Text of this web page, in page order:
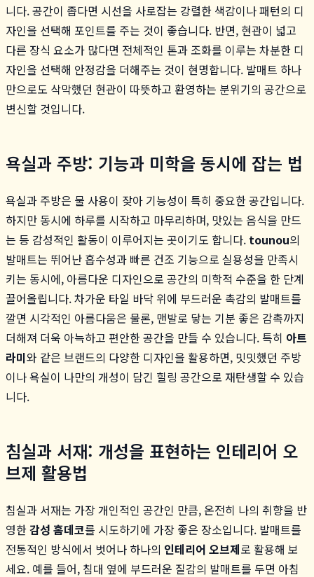
니다. 공간이 좁다면 시선을 사로잡는 강렬한 색감이나 패턴의 디
자인을 선택해 포인트를 주는 것이 좋습니다. 반면, 현관이 넓고
다른 장식 요소가 많다면 전체적인 톤과 조화를 이루는 차분한 디
자인을 선택해 안정감을 더해주는 것이 현명합니다. 발매트 하나
만으로도 삭막했던 현관이 따뜻하고 환영하는 분위기의 공간으로
변신할 것입니다.
욕실과 주방: 기능과 미학을 동시에 잡는 법
욕실과 주방은 물 사용이 잦아 기능성이 특히 중요한 공간입니다.
하지만 동시에 하루를 시작하고 마무리하며, 맛있는 음식을 만드
는 등 감성적인 활동이 이루어지는 곳이기도 합니다. tounou의
발매트는 뛰어난 흡수성과 빠른 건조 기능으로 실용성을 만족시
키는 동시에, 아름다운 디자인으로 공간의 미학적 수준을 한 단계
끌어올립니다. 차가운 타일 바닥 위에 부드러운 촉감의 발매트를
깔면 시각적인 아름다움은 물론, 맨발로 닿는 기분 좋은 감촉까지
더해져 더욱 아늑하고 편안한 공간을 만들 수 있습니다. 특히 아트
라미와 같은 브랜드의 다양한 디자인을 활용하면, 밋밋했던 주방
이나 욕실이 나만의 개성이 담긴 힐링 공간으로 재탄생할 수 있습
니다.
침실과 서재: 개성을 표현하는 인테리어 오
브제 활용법
침실과 서재는 가장 개인적인 공간인 만큼, 온전히 나의 취향을 반
영한감성 홈데코를 시도하기에 가장 좋은 장소입니다. 발매트를
전통적인 방식에서 벗어나 하나의 인테리어 오브제로 활용해 보
세요. 예를 들어, 침대 옆에 부드러운 질감의 발매트를 두면 아침